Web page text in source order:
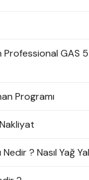
GAS
Programı
? Nasıl Yağ